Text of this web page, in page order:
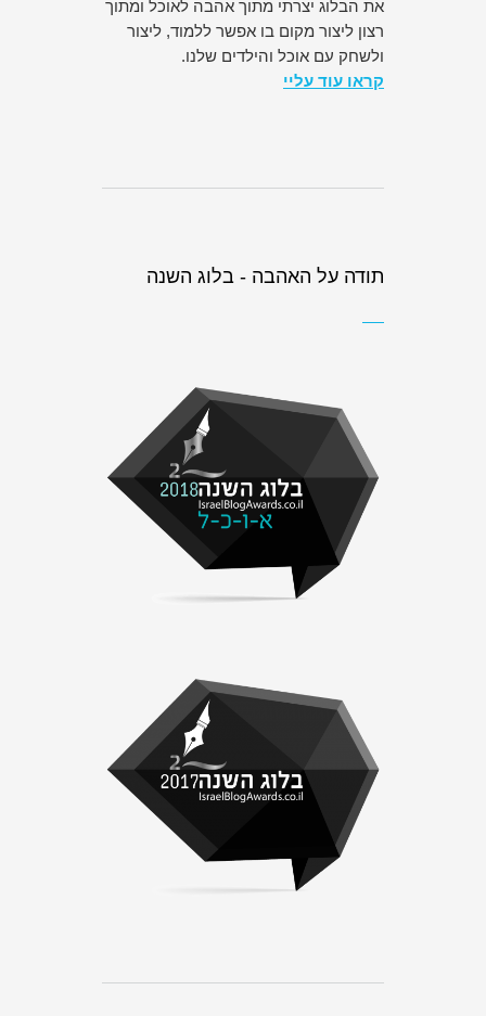
את הבלוג יצרתי מתוך אהבה לאוכל ומתוך
רצון ליצור מקום בו אפשר ללמוד, ליצור
ולשחק עם אוכל והילדים שלנו.
קראו עוד עליי
תודה על האהבה - בלוג השנה